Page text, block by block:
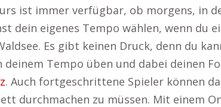
ist immer verfügbar, ob morgens, in
dein eigenes Tempo wählen, wenn du
Es gibt keinen Druck, denn du
deinem Tempo üben und dabei deinen
. Auch fortgeschrittene Spieler können
durchmachen zu müssen. Mit einem